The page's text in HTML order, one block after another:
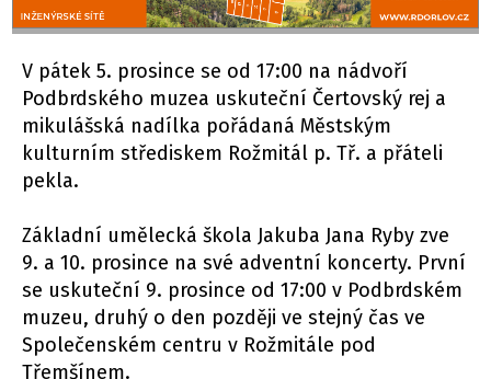
V pátek 5. prosince se od 17:00 na nádvoří
Podbrdského muzea uskuteční Čertovský rej a
mikulášská nadílka pořádaná Městským
kulturním střediskem Rožmitál p. Tř. a přáteli
pekla.
Základní umělecká škola Jakuba Jana Ryby zve
9. a 10. prosince na své adventní koncerty. První
se uskuteční 9. prosince od 17:00 v Podbrdském
muzeu, druhý o den později ve stejný čas ve
Společenském centru v Rožmitále pod
Třemšínem.